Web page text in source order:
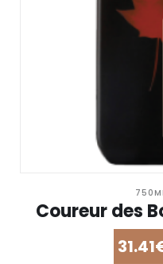
Coureur des